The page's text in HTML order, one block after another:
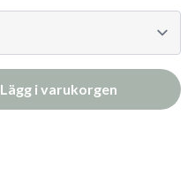
Lägg i varukorgen